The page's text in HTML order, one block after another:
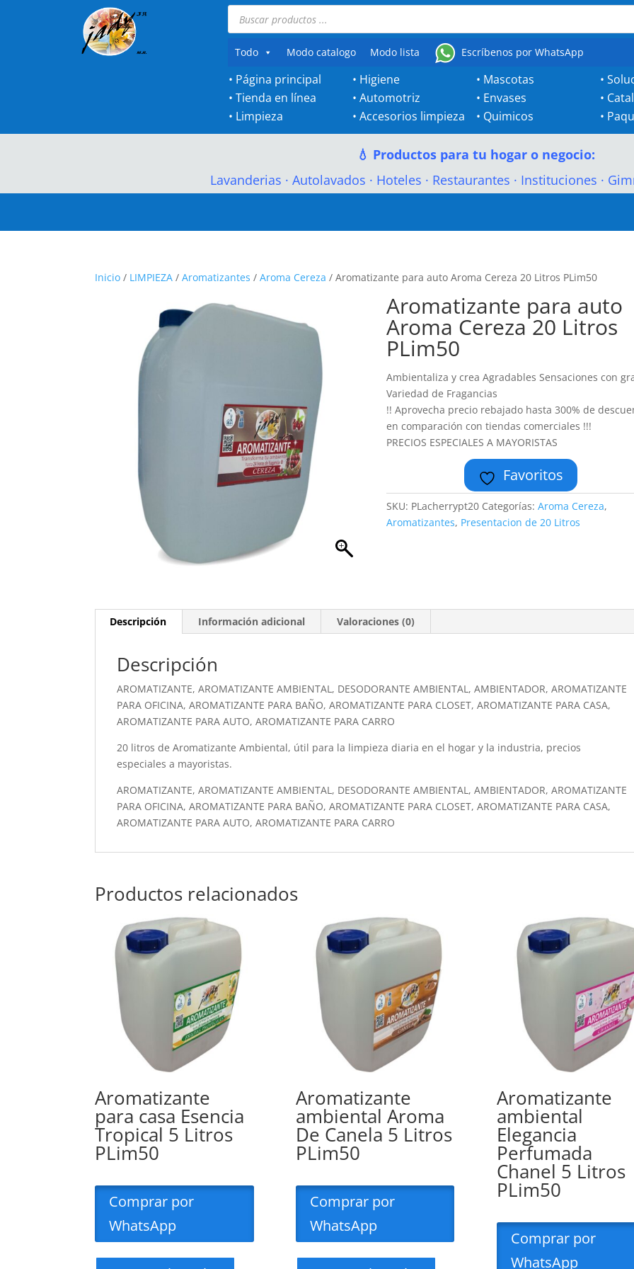
Búsqueda
productos
Todo
Modo catalogo Modo lista Escríbenos por WhatsApp
• Página principal
•Tienda en línea
• Limpieza
• Higiene
•Automotriz
•Accesorios limpieza
• Mascotas
• Envases
• Quimicos
•
•
•
💧 Productos para tu hogar o negocio:
Lavanderias · Autolavados · Hoteles · Restaurantes · Instituciones ·
Inicio / LIMPIEZA /Aromatizantes /Aroma Cereza / Aromatizante para auto Aroma Cereza 20 Litros PLim50
Aromatizante para auto
Aroma Cereza 20 Litros
PLim50
Ambientaliza y crea Agradables Sensaciones con
Variedad de Fragancias
!! Aprovecha precio rebajado hasta 300% de
en comparación con tiendas comerciales !!!
PRECIOS ESPECIALES A MAYORISTAS
Favoritos
SKU: PLacherrypt20 Categorías:Aroma Cereza,
Aromatizantes, Presentacion de 20 Litros
Descripción Información adicional Valoraciones (0)
Descripción
AROMATIZANTE, AROMATIZANTE AMBIENTAL, DESODORANTE AMBIENTAL, AMBIENTADOR, AROMATIZANTE
PARA OFICINA, AROMATIZANTE PARA BAÑO, AROMATIZANTE PARA CLOSET, AROMATIZANTE PARA CASA,
AROMATIZANTE PARA AUTO, AROMATIZANTE PARA CARRO
20 litros de Aromatizante Ambiental, útil para la limpieza diaria en el hogar y la industria, precios
especiales a mayoristas.
AROMATIZANTE, AROMATIZANTE AMBIENTAL, DESODORANTE AMBIENTAL, AMBIENTADOR, AROMATIZANTE
PARA OFICINA, AROMATIZANTE PARA BAÑO, AROMATIZANTE PARA CLOSET, AROMATIZANTE PARA CASA,
AROMATIZANTE PARA AUTO, AROMATIZANTE PARA CARRO
Productos relacionados
Aromatizante
para casa Esencia
Tropical 5 Litros
PLim50
Comprar por
WhatsApp
Aromatizante
ambiental Aroma
De Canela 5 Litros
PLim50
Comprar por
WhatsApp
Aromatizante
ambiental
Elegancia
Perfumada
Chanel 5 Litros
PLim50
Comprar por
WhatsApp